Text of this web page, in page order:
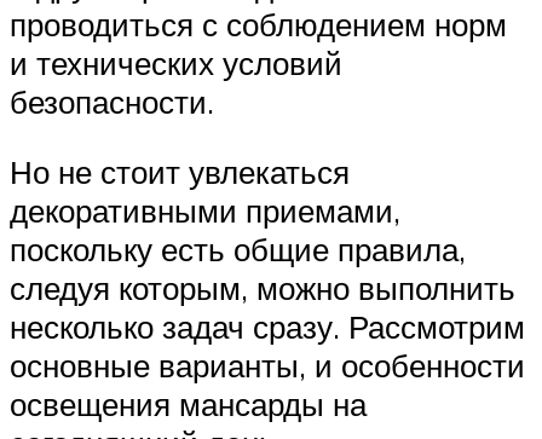
проводиться с соблюдением норм
и технических условий
безопасности.
Но не стоит увлекаться
декоративными приемами,
поскольку есть общие правила,
следуя которым, можно выполнить
несколько задач сразу. Рассмотрим
основные варианты, и особенности
освещения мансарды на